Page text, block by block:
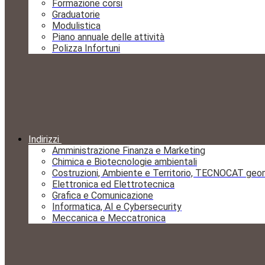
Formazione corsi
Graduatorie
Modulistica
Piano annuale delle attività
Polizza Infortuni
Indirizzi
Amministrazione Finanza e Marketing
Chimica e Biotecnologie ambientali
Costruzioni, Ambiente e Territorio, TECNOCAT
Elettronica ed Elettrotecnica
Grafica e Comunicazione
Informatica, AI e Cybersecurity
Meccanica e Meccatronica